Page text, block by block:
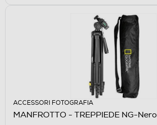
ACCESSORI FOTOGRAFIA
MANFROTTO - TREPPIEDE NG-Nero